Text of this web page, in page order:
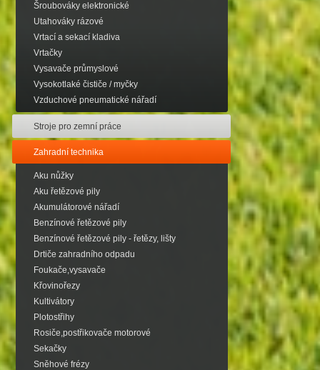
Šroubováky elektronické
Utahováky rázové
Vrtací a sekací kladiva
Vrtačky
Vysavače průmyslové
Vysokotlaké čističe / myčky
Vzduchové pneumatické nářadí
Stroje pro zemní práce
Zahradní technika
Aku nůžky
Aku řetězové pily
Akumulátorové nářadí
Benzínové řetězové pily
Benzínové řetězové pily - řetězy, lišty
Drtiče zahradního odpadu
Foukače,vysavače
Křovinořezy
Kultivátory
Plotostřihy
Rosiče,postřikovače motorové
Sekačky
Sněhové frézy